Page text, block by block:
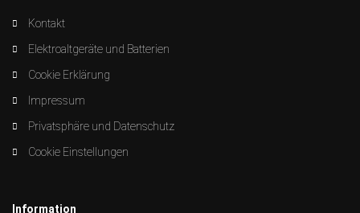
Kontakt
Elektroaltgeräte und Batterien
Cookie Erklärung
Impressum
Privatsphäre und Datenschutz
Cookie Einstellungen
Information